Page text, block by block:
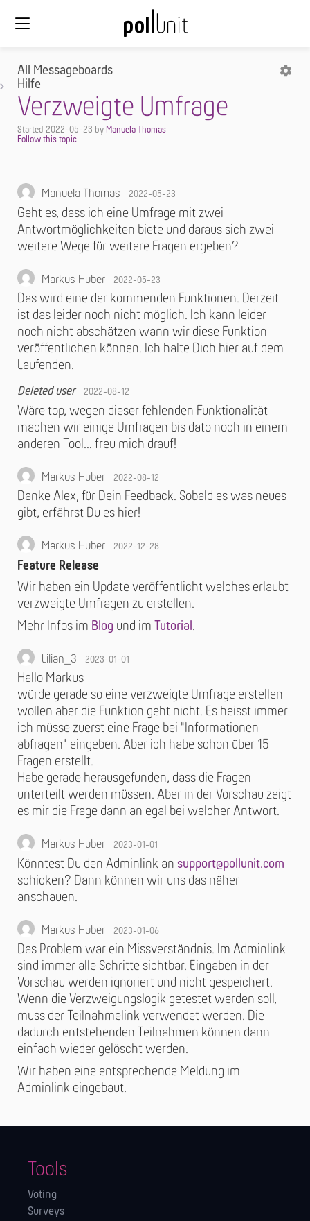
All Messageboards
Hilfe
Verzweigte Umfrage
Started 2022-05-23 by Manuela Thomas
Manuela Thomas 2022-05-23
Geht es, dass ich eine Umfrage mit zwei
Antwortmöglichkeiten biete und daraus sich zwei
weitere Wege für weitere Fragen ergeben?
Markus Huber 2022-05-23
Das wird eine der kommenden Funktionen. Derzeit
ist das leider noch nicht möglich. Ich kann leider
noch nicht abschätzen wann wir diese Funktion
veröffentlichen können. Ich halte Dich hier auf dem
Laufenden.
Deleted user 2022-08-12
Wäre top, wegen dieser fehlenden Funktionalität
machen wir einige Umfragen bis dato noch in einem
anderen Tool… freu mich drauf!
Markus Huber 2022-08-12
Danke Alex, für Dein Feedback. Sobald es was neues
gibt, erfährst Du es hier!
Markus Huber 2022-12-28
Feature Release
Wir haben ein Update veröffentlicht welches erlaubt
verzweigte Umfragen zu erstellen.
Mehr Infos im Blog und im Tutorial .
Lilian_3 2023-01-01
Hallo Markus
würde gerade so eine verzweigte Umfrage erstellen
wollen aber die Funktion geht nicht. Es heisst immer
ich müsse zuerst eine Frage bei "Informationen
abfragen" eingeben. Aber ich habe schon über 15
Fragen erstellt.
Habe gerade herausgefunden, dass die Fragen
unterteilt werden müssen. Aber in der Vorschau zeigt
es mir die Frage dann an egal bei welcher Antwort.
Markus Huber 2023-01-01
Könntest Du den Adminlink an support@pollunit.com
schicken? Dann können wir uns das näher
anschauen.
Markus Huber 2023-01-06
Das Problem war ein Missverständnis. Im Adminlink
sind immer alle Schritte sichtbar. Eingaben in der
Vorschau werden ignoriert und nicht gespeichert.
Wenn die Verzweigungslogik getestet werden soll,
muss der Teilnahmelink verwendet werden. Die
dadurch entstehenden Teilnahmen können dann
einfach wieder gelöscht werden.
Wir haben eine entsprechende Meldung im
Adminlink eingebaut.
Tools
Voting
Surveys